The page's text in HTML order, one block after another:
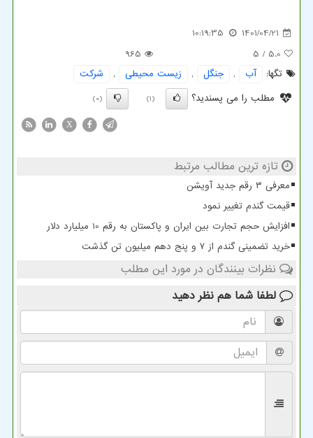
1401/04/21
10:19:35
5.0
/ 5
965
تگها:
آب , جنگل , زیست محیطی ,
شركت
مطلب را می پسندید؟
(1)
(0)
X
تازه ترین مطالب مرتبط
معرفی ۳ رقم جدید آویشن
قیمت گندم تغییر نمود
افزایش حجم تجارت بین ایران و پاکستان به رقم 10 میلیارد دلار
خرید تضمینی گندم از ۷ و پنج دهم میلیون تن گذشت
نظرات بینندگان در مورد این مطلب
لطفا شما هم نظر دهید